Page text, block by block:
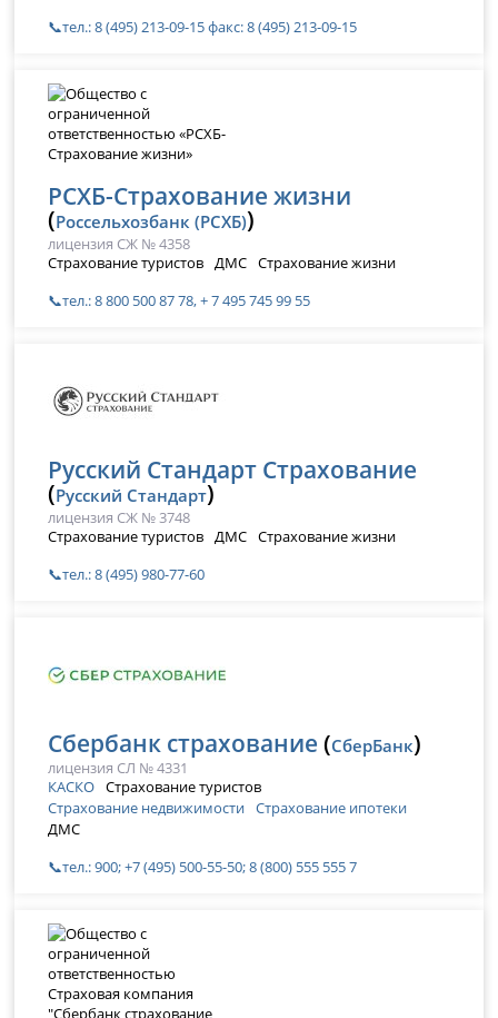
📞тел.: 8 (495) 213-09-15 факс: 8 (495) 213-09-15
РСХБ-Страхование жизни
(Россельхозбанк (РСХБ))
лицензия СЖ № 4358
Страхование туристов ДМС Страхование жизни
📞тел.: 8 800 500 87 78, + 7 495 745 99 55
Русский Стандарт Страхование
(Русский Стандарт)
лицензия СЖ № 3748
Страхование туристов ДМС Страхование жизни
📞тел.: 8 (495) 980-77-60
Сбербанк страхование (СберБанк)
лицензия СЛ № 4331
КАСКО Страхование туристов
Страхование недвижимости Страхование ипотеки
ДМС
📞тел.: 900; +7 (495) 500-55-50; 8 (800) 555 555 7